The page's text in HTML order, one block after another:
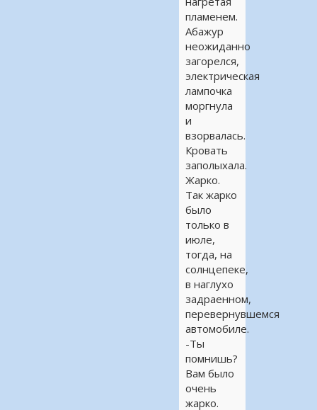
пламенем.
Абажур
неожиданно
загорелся,
электрическая
лампочка
моргнула
и
взорвалась.
Кровать
заполыхала.
Жарко.
Так жарко
было
только в
июле,
тогда, на
солнцепеке,
в наглухо
задраенном,
перевернувшемся
автомобиле.
-Ты
помнишь?
Вам было
очень
жарко.